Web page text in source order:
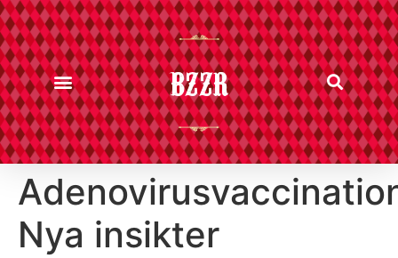
BZZR
Nya insikter